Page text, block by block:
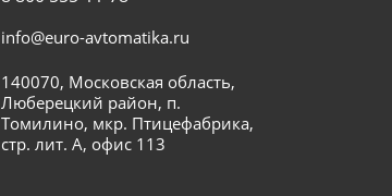
info@euro-avtomatika.ru
140070, Московская область,
Люберецкий район, п.
Томилино, мкр. Птицефабрика,
стр. лит. А, офис 113